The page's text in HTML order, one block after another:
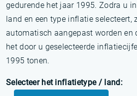
gedurende het jaar 1995. Zodra u
land en een type inflatie selecteert,
automatisch aangepast worden en
het door u geselecteerde
1995 tonen.
Selecteer het inflatietype / land: